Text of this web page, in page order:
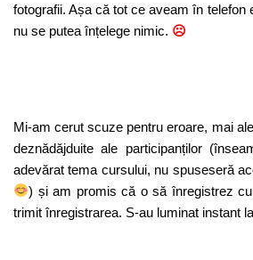
fotografii. Așa că tot ce aveam în telefon
nu se putea înțelege nimic. ☹
Mi-am cerut scuze pentru eroare, mai
deznădăjduite ale participanților
adevărat tema cursului, nu spuseseră
) și am promis că o să înregistrez
trimit înregistrarea. S-au luminat instant